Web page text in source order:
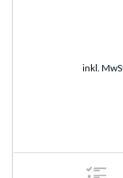
inkl.